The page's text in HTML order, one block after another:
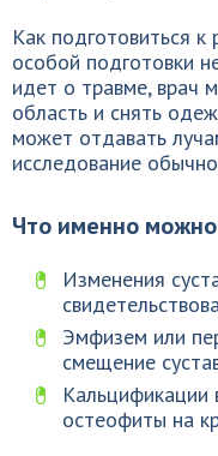
Как подготовиться к
особой подготовки
идет о травме, врач
область и снять
может отдавать
исследование
Что именно
Изменения
Эмфизем или
смещение
Кальцификации
остеофиты на